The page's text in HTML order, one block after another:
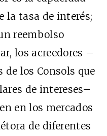
la tasa de interés;
reembolso
los acreedores –
de los Consols que
de intereses–
en los mercados
de diferentes